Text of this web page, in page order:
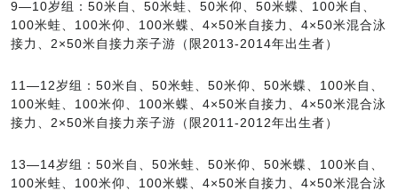
9—10岁组：50米自、50米蛙、50米仰、50米蝶、100米自、
100米蛙、100米仰、100米蝶、4×50米自接力、4×50米混合泳
接力、2×50米自接力亲子游（限2013-2014年出生者）
11—12岁组：50米自、50米蛙、50米仰、50米蝶、100米自、
100米蛙、100米仰、100米蝶、4×50米自接力、4×50米混合泳
接力、2×50米自接力亲子游（限2011-2012年出生者）
13—14岁组：50米自、50米蛙、50米仰、50米蝶、100米自、
100米蛙、100米仰、100米蝶、4×50米自接力、4×50米混合泳